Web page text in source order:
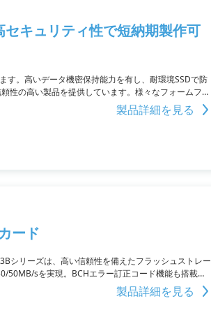
キュリティ性で短納期製作可
す。高いデータ機密保持能力を有し、耐環境SSDで防
の高い製品を提供しています。様々なフォームファ
製品詳細を見る
ード
シリーズは、高い信頼性を備えたフラッシュストレー
50MB/sを実現。BCHエラー訂正コード機能も搭載
製品詳細を見る